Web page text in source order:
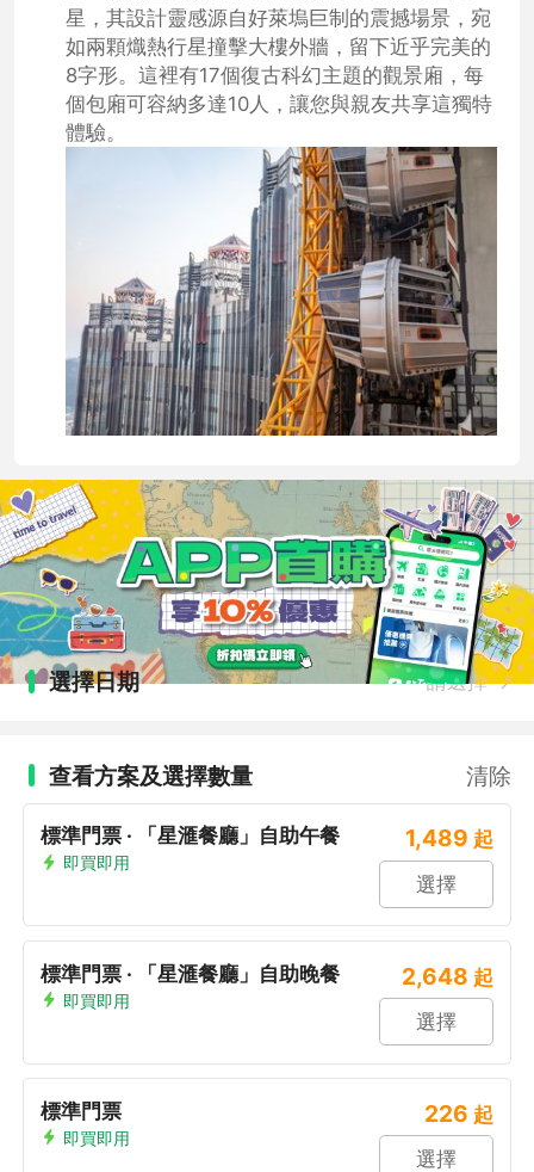
星，其設計靈感源自好萊塢巨制的震撼場景，宛
如兩顆熾熱行星撞擊大樓外牆，留下近乎完美的
8字形。這裡有17個復古科幻主題的觀景廂，每
個包廂可容納多達10人，讓您與親友共享這獨特
體驗。
選擇日期 請選擇
查看方案及選擇數量 清除
標準門票 · 「星滙餐廳」自助午餐
即買即用
1,489 起
選擇
標準門票 · 「星滙餐廳」自助晚餐
即買即用
2,648 起
選擇
標準門票
即買即用
226 起
選擇